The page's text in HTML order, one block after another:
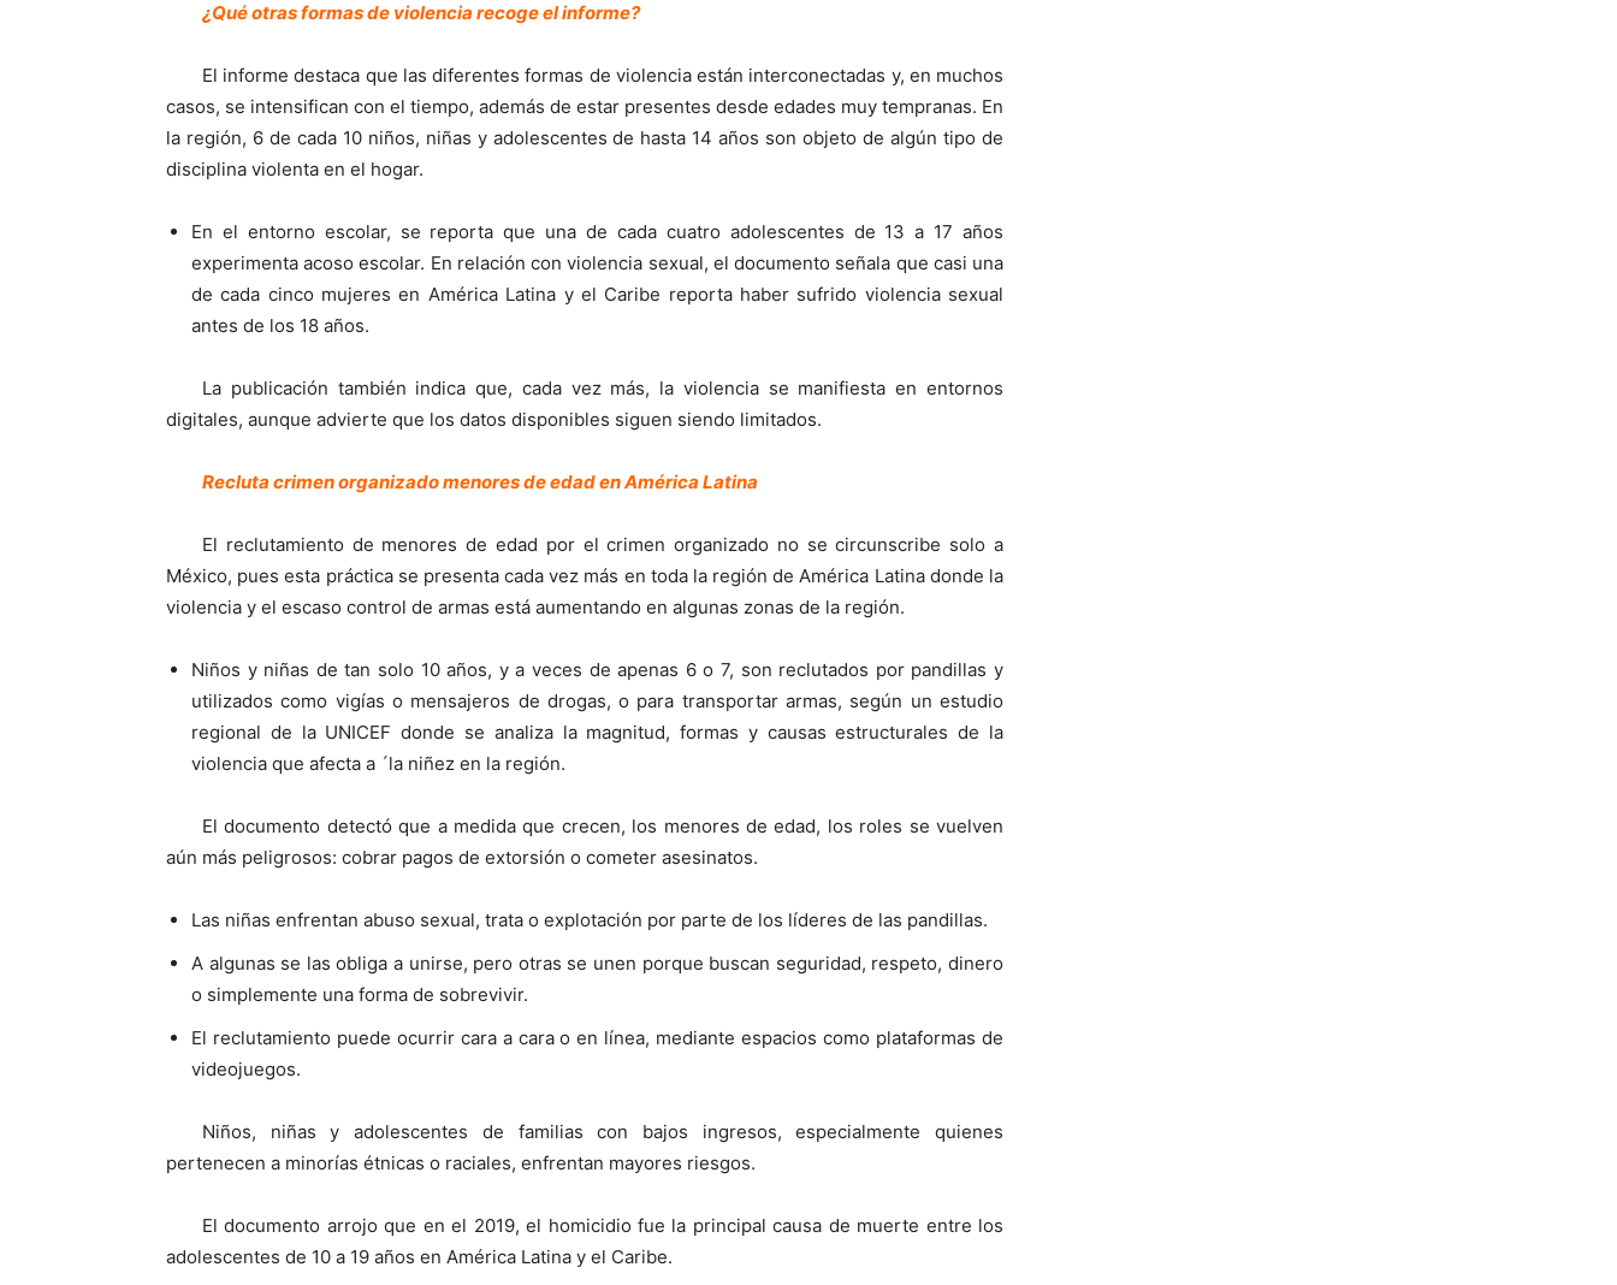
¿Qué otras formas de violencia recoge el informe?
El informe destaca que las diferentes formas de violencia están interconectadas y, en muchos
casos, se intensifican con el tiempo, además de estar presentes desde edades muy tempranas. En
la región, 6 de cada 10 niños, niñas y adolescentes de hasta 14 años son objeto de algún tipo de
disciplina violenta en el hogar.
En el entorno escolar, se reporta que una de cada cuatro adolescentes de 13 a 17 años
experimenta acoso escolar. En relación con violencia sexual, el documento señala que casi una
de cada cinco mujeres en América Latina y el Caribe reporta haber sufrido violencia sexual
antes de los 18 años.
La publicación también indica que, cada vez más, la violencia se manifiesta en entornos
digitales, aunque advierte que los datos disponibles siguen siendo limitados.
Recluta crimen organizado menores de edad en América Latina
El reclutamiento de menores de edad por el crimen organizado no se circunscribe solo a
México, pues esta práctica se presenta cada vez más en toda la región de América Latina donde la
violencia y el escaso control de armas está aumentando en algunas zonas de la región.
Niños y niñas de tan solo 10 años, y a veces de apenas 6 o 7, son reclutados por pandillas y
utilizados como vigías o mensajeros de drogas, o para transportar armas, según un estudio
regional de la UNICEF donde se analiza la magnitud, formas y causas estructurales de la
violencia que afecta a ´la niñez en la región.
El documento detectó que a medida que crecen, los menores de edad, los roles se vuelven
aún más peligrosos: cobrar pagos de extorsión o cometer asesinatos.
Las niñas enfrentan abuso sexual, trata o explotación por parte de los líderes de las pandillas.
A algunas se las obliga a unirse, pero otras se unen porque buscan seguridad, respeto, dinero
o simplemente una forma de sobrevivir.
El reclutamiento puede ocurrir cara a cara o en línea, mediante espacios como plataformas de
videojuegos.
Niños, niñas y adolescentes de familias con bajos ingresos, especialmente quienes
pertenecen a minorías étnicas o raciales, enfrentan mayores riesgos.
El documento arrojo que en el 2019, el homicidio fue la principal causa de muerte entre los
adolescentes de 10 a 19 años en América Latina y el Caribe.